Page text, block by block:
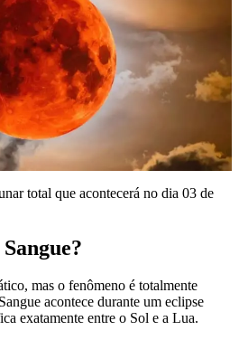
total que acontecerá no dia 03 de
mas o fenômeno é totalmente
acontece durante um eclipse
exatamente entre o Sol e a Lua.